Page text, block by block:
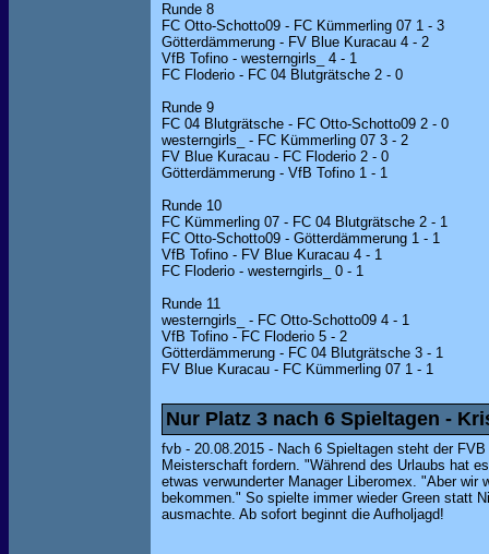
Runde 8
FC Otto-Schotto09 - FC Kümmerling 07 1 - 3
Götterdämmerung - FV Blue Kuracau 4 - 2
VfB Tofino - westerngirls_ 4 - 1
FC Floderio - FC 04 Blutgrätsche 2 - 0
Runde 9
FC 04 Blutgrätsche - FC Otto-Schotto09 2 - 0
westerngirls_ - FC Kümmerling 07 3 - 2
FV Blue Kuracau - FC Floderio 2 - 0
Götterdämmerung - VfB Tofino 1 - 1
Runde 10
FC Kümmerling 07 - FC 04 Blutgrätsche 2 - 1
FC Otto-Schotto09 - Götterdämmerung 1 - 1
VfB Tofino - FV Blue Kuracau 4 - 1
FC Floderio - westerngirls_ 0 - 1
Runde 11
westerngirls_ - FC Otto-Schotto09 4 - 1
VfB Tofino - FC Floderio 5 - 2
Götterdämmerung - FC 04 Blutgrätsche 3 - 1
FV Blue Kuracau - FC Kümmerling 07 1 - 1
Nur Platz 3 nach 6 Spieltagen -
fvb - 20.08.2015 - Nach 6 Spieltagen steht der
Meisterschaft fordern. "Während des Urlaubs hat
etwas verwunderter Manager Liberomex. "Aber
bekommen." So spielte immer wieder Green statt
ausmachte. Ab sofort beginnt die Aufholjagd!